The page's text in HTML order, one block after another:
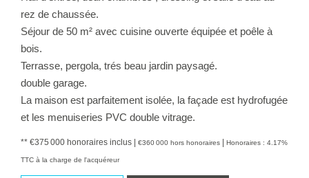
rez de chaussée.
Séjour de 50 m² avec cuisine ouverte équipée et poêle à
bois.
Terrasse, pergola, trés beau jardin paysagé.
double garage.
La maison est parfaitement isolée, la façade est hydrofugée
et les menuiseries PVC double vitrage.
** €375 000 honoraires inclus | €360 000 hors honoraires | Honoraires : 4.17%
TTC à la charge de l'acquéreur